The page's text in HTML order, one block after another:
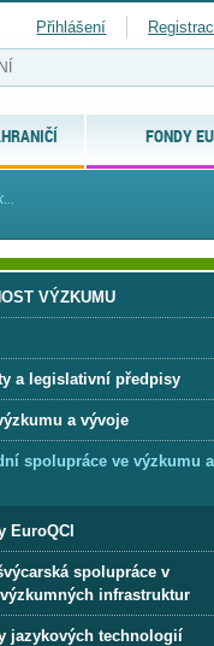
FONDY EU
Přihlášení
VÝZKUMU
a legislativní předpisy
a vývoje
spolupráce ve výzkumu a
EuroQCI
spolupráce v
infrastruktur
jazykových technologií